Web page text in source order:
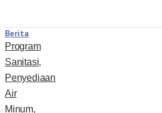
Berita
Program
Sanitasi,
Penyediaan
Air
Minum,